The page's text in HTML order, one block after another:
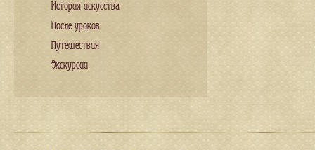
История искусства
После уроков
Путешествия
Экскурсии